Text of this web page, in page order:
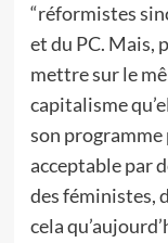
“réformistes
et du PC. Mais,
mettre sur le
capitalisme
son programme
acceptable par
des féministes,
cela